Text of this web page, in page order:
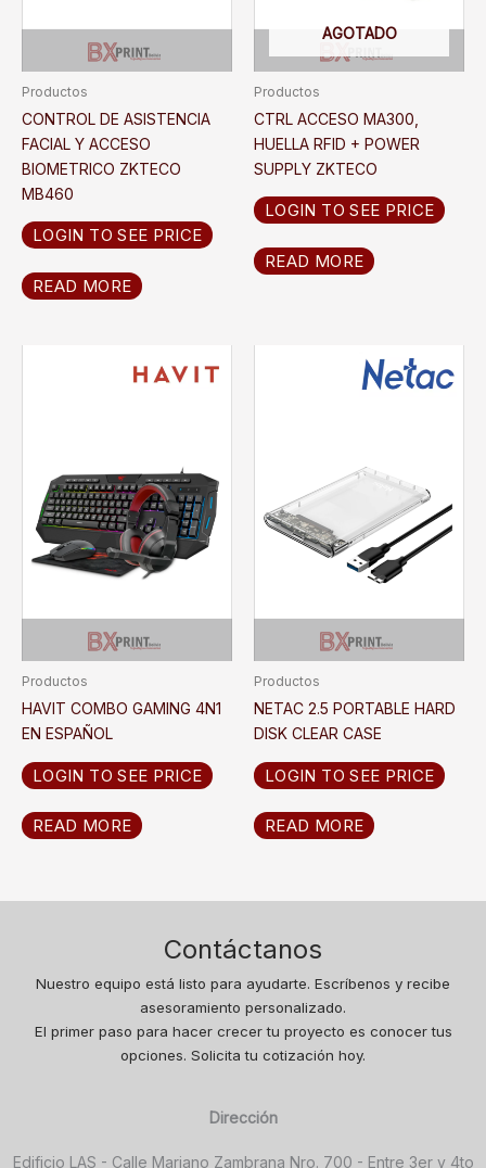
Productos
CONTROL DE ASISTENCIA
FACIAL Y ACCESO
BIOMETRICO ZKTECO
MB460
LOGIN TO SEE PRICE
READ MORE
AGOTADO
Productos
CTRL ACCESO MA300,
HUELLA RFID + POWER
SUPPLY ZKTECO
LOGIN TO SEE PRICE
READ MORE
Productos
HAVIT COMBO GAMING 4N1
EN ESPAÑOL
LOGIN TO SEE PRICE
READ MORE
Productos
NETAC 2.5 PORTABLE HARD
DISK CLEAR CASE
LOGIN TO SEE PRICE
READ MORE
Contáctanos
Nuestro equipo está listo para ayudarte. Escríbenos y recibe
asesoramiento personalizado.
El primer paso para hacer crecer tu proyecto es conocer tus
opciones. Solicita tu cotización hoy.
Dirección
Edificio LAS - Calle Mariano Zambrana Nro. 700 - Entre 3er y 4to